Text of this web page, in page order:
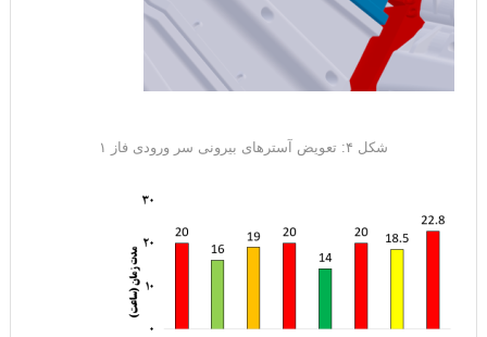
شکل ۴: تعویض آسترهای بیرونی سر ورودی فاز ۱